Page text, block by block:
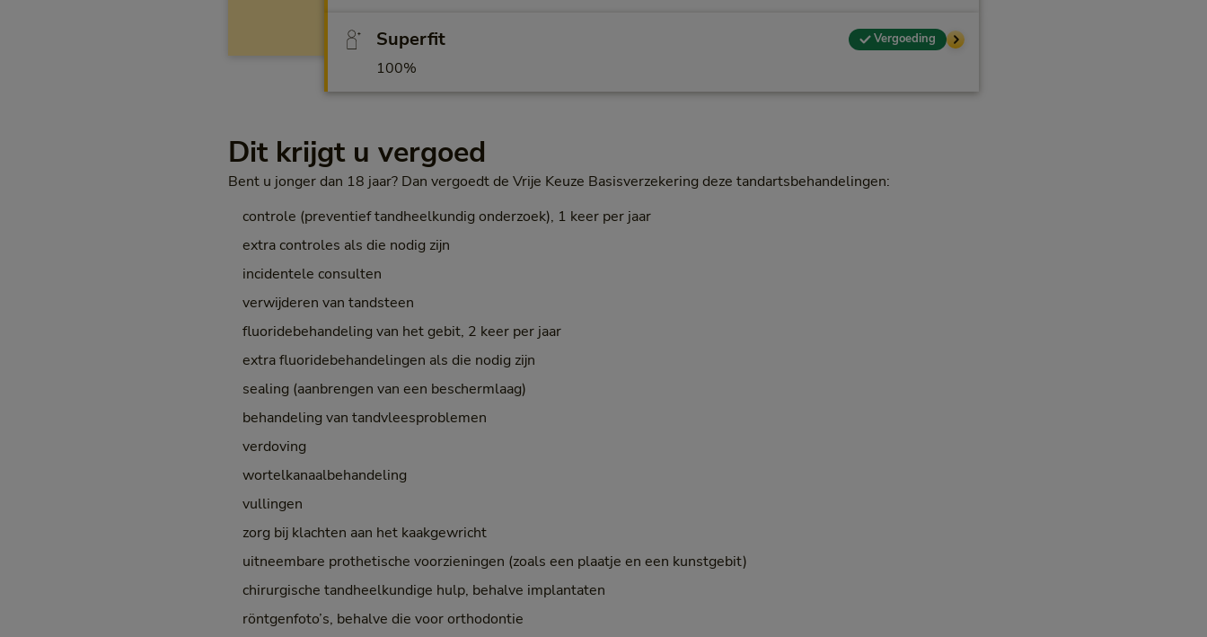
Superfit Vergoeding
100%
Dit krijgt u vergoed
Bent u jonger dan 18 jaar? Dan vergoedt de Vrije Keuze Basisverzekering deze tandartsbehandelingen:
controle (preventief tandheelkundig onderzoek), 1 keer per jaar
extra controles als die nodig zijn
incidentele consulten
verwijderen van tandsteen
fluoridebehandeling van het gebit, 2 keer per jaar
extra fluoridebehandelingen als die nodig zijn
sealing (aanbrengen van een beschermlaag)
behandeling van tandvleesproblemen
verdoving
wortelkanaalbehandeling
vullingen
zorg bij klachten aan het kaakgewricht
uitneembare prothetische voorzieningen (zoals een plaatje en een kunstgebit)
chirurgische tandheelkundige hulp, behalve implantaten
röntgenfoto’s, behalve die voor orthodontie